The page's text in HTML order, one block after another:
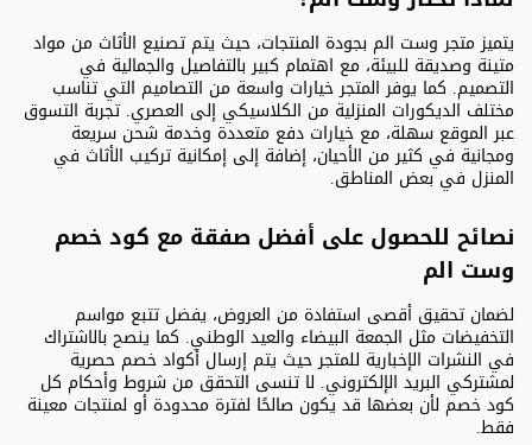
يتميز متجر وست الم بجودة المنتجات، حيث يتم تصنيع الأثاث من مواد
متينة وصديقة للبيئة، مع اهتمام كبير بالتفاصيل والجمالية في
التصميم. كما يوفر المتجر خيارات واسعة من التصاميم التي تناسب
مختلف الديكورات المنزلية من الكلاسيكي إلى العصري. تجربة التسوق
عبر الموقع سهلة، مع خيارات دفع متعددة وخدمة شحن سريعة
ومجانية في كثير من الأحيان، إضافة إلى إمكانية تركيب الأثاث في
المنزل في بعض المناطق.
نصائح للحصول على أفضل صفقة مع كود خصم
وست الم
لضمان تحقيق أقصى استفادة من العروض، يفضل تتبع مواسم
التخفيضات مثل الجمعة البيضاء والعيد الوطني. كما ينصح بالاشتراك
في النشرات الإخبارية للمتجر حيث يتم إرسال أكواد خصم حصرية
لمشتركي البريد الإلكتروني. لا تنسى التحقق من شروط وأحكام كل
كود خصم لأن بعضها قد يكون صالحًا لفترة محدودة أو لمنتجات معينة
فقط.